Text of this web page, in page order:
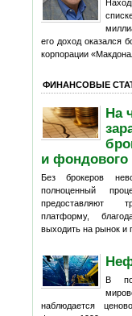
его доход оказался
корпорации
ФИНАНСОВЫЕ
На
и
Без брокеров
полноценный
предоставляют
платформу,
выходить на рынок и
В
наблюдается